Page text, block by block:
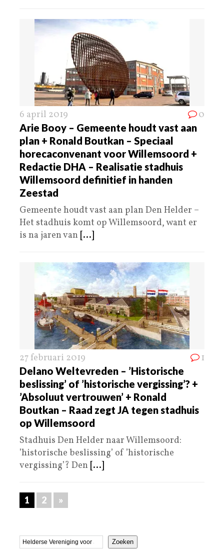
6 april 2019 0
Arie Booy – Gemeente houdt vast aan
plan + Ronald Boutkan – Speciaal
horecaconvenant voor Willemsoord +
Redactie DHA – Realisatie stadhuis
Willemsoord definitief in handen
Zeestad
Gemeente houdt vast aan plan Den Helder –
Het stadhuis komt op Willemsoord, want er
is na jaren van [...]
27 februari 2019 1
Delano Weltevreden – ’Historische
beslissing’ of ’historische vergissing’? +
’Absoluut vertrouwen’ + Ronald
Boutkan – Raad zegt JA tegen stadhuis
op Willemsoord
Stadhuis Den Helder naar Willemsoord:
’historische beslissing’ of ’historische
vergissing’? Den [...]
1 2 »
Zoeken